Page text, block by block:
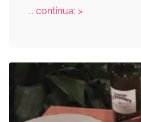
... continua: >